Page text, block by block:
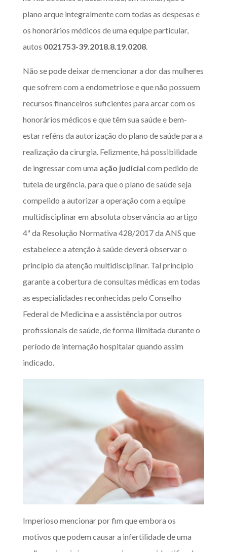
plano arque integralmente com todas as despesas e
os honorários médicos de uma equipe particular,
autos 0021753-39.2018.8.19.0208.
Não se pode deixar de mencionar a dor das mulheres
que sofrem com a endometriose e que não possuem
recursos financeiros suficientes para arcar com os
honorários médicos e que têm sua saúde e bem-
estar reféns da autorização do plano de saúde para a
realização da cirurgia. Felizmente, há possibilidade
de ingressar com uma ação judicial com pedido de
tutela de urgência, para que o plano de saúde seja
compelido a autorizar a operação com a equipe
multidisciplinar em absoluta observância ao artigo
4ª da Resolução Normativa 428/2017 da ANS que
estabelece a atenção à saúde deverá observar o
princípio da atenção multidisciplinar. Tal princípio
garante a cobertura de consultas médicas em todas
as especialidades reconhecidas pelo Conselho
Federal de Medicina e a assistência por outros
profissionais de saúde, de forma ilimitada durante o
período de internação hospitalar quando assim
indicado.
Imperioso mencionar por fim que embora os
motivos que podem causar a infertilidade de uma